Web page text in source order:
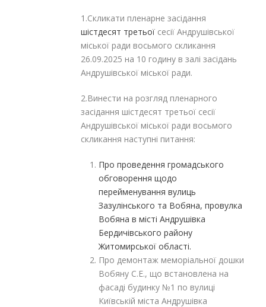
1.Скликати пленарне засідання
шістдесят третьої сесії Андрушівської
міської ради восьмого скликання
26.09.2025 на 10 годину в залі засідань
Андрушівської міської ради.
2.Винести на розгляд пленарного
засідання шістдесят третьої сесії
Андрушівської міської ради восьмого
скликання наступні питання:
Про проведення громадського
обговорення щодо
перейменування вулиць
Зазулінського та Вобяна, провулка
Вобяна в місті Андрушівка
Бердичівського району
Житомирської області.
Про демонтаж меморіальної дошки
Вобяну С.Е., що встановлена на
фасаді будинку №1 по вулиці
Київській міста Андрушівка